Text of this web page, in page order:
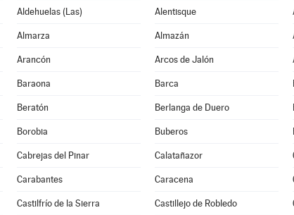
Aldehuelas (Las) Alentisque
Almarza Almazán
Arancón Arcos de Jalón
Baraona Barca
Beratón Berlanga de Duero
Borobia Buberos
Cabrejas del Pinar Calatañazor
Carabantes Caracena
Castilfrío de la Sierra Castillejo de Robledo